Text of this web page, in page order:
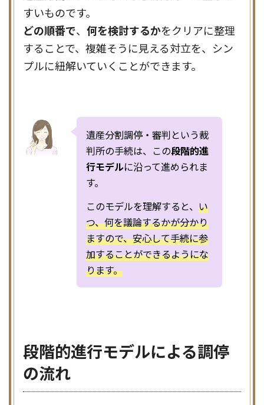
すいものです。
どの順番で、 何を検討するかをクリアに整理
することで、複雑そうに見える対立を、シン
プルに紐解いていくことができます。
遺産分割調停・審判という裁
判所の手続は、この段階的進
行モデルに沿って進められま
す。
このモデルを理解すると、い
つ、何を議論するかが分かり
ますので、安心して手続に参
加することができるようにな
ります。
段階的進行モデルによる調停
の流れ